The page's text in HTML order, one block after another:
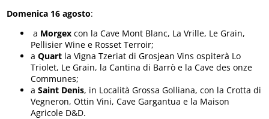
Domenica 16 agosto:
a Morgex con la Cave Mont Blanc, La Vrille, Le Grain,
Pellisier Wine e Rosset Terroir;
aQuart la Vigna Tzeriat di Grosjean Vins ospiterà Lo
Triolet, Le Grain, la Cantina di Barrò e la Cave des onze
Communes;
aSaint Denis, in Località Grossa Golliana, con la Crotta di
Vegneron, Ottin Vini, Cave Gargantua e la Maison
Agricole D&D.